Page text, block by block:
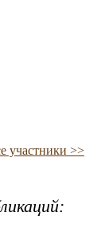
участники >>